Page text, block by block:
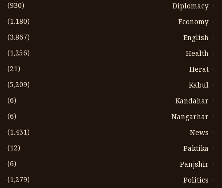
Diplomacy
(930)
Economy
(1،180)
English
(3،867)
Health
(1،256)
Herat
(21)
Kabul
(5،209)
Kandahar
(6)
Nangarhar
(6)
News
(1،431)
Paktika
(12)
Panjshir
(6)
Politics
(1،279)